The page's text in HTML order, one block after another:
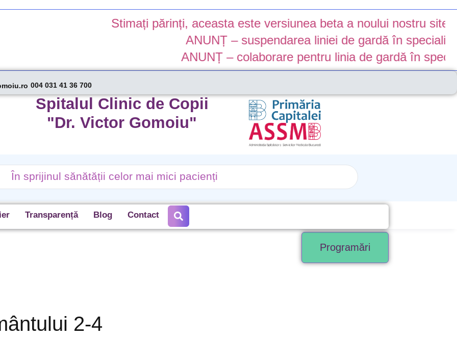
Stimați părinți, aceasta este versiunea beta a noului nostru site. Anumite
ANUNȚ – suspendarea liniei de gardă în specialitatea
ANUNȚ – colaborare pentru linia de gardă în specialitatea
004 031 41 36 700
Spitalul Clinic de Copii
"Dr. Victor Gomoiu"
În sprijinul sănătății celor mai mici pacienți
Transparență Blog Contact
Programări
2-4